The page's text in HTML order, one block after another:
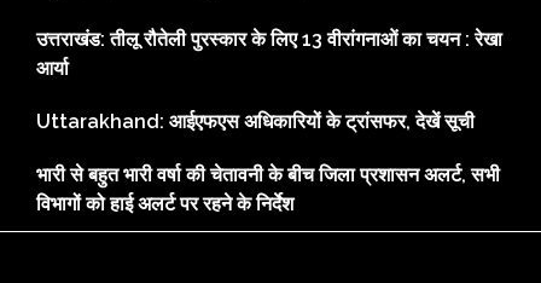
उत्तराखंड: तीलू रौतेली पुरस्कार के लिए 13 वीरांगनाओं का चयन : रेखा
आर्या
Uttarakhand: आईएफएस अधिकारियों के ट्रांसफर, देखें सूची
भारी से बहुत भारी वर्षा की चेतावनी के बीच जिला प्रशासन अलर्ट, सभी
विभागों को हाई अलर्ट पर रहने के निर्देश